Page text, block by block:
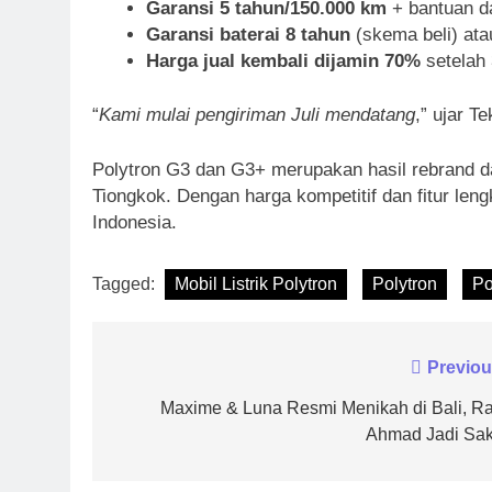
Garansi 5 tahun/150.000 km + bantuan
Garansi baterai 8 tahun(skema beli)
Harga jual kembali dijamin 70%setelah
“Kami mulai pengiriman Juli mendatang,” ujar
Polytron G3 dan G3+ merupakan hasil rebrand
Tiongkok. Dengan harga kompetitif dan fitur
Indonesia.
Tagged: Mobil Listrik Polytron Polytron
Maxime & Luna Resmi Menikah di Bali,
Ahmad Jadi